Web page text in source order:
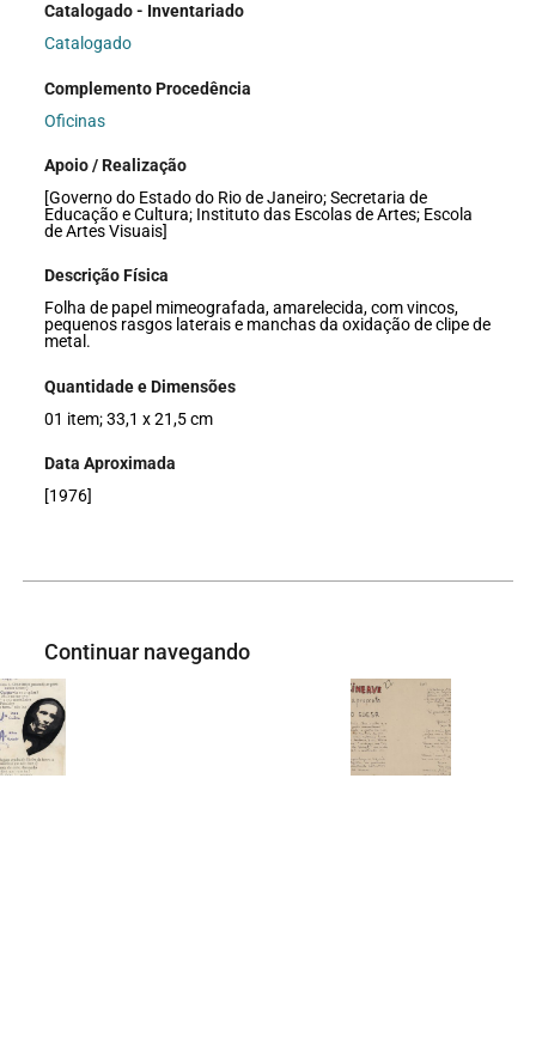
Catalogado - Inventariado
Catalogado
Complemento Procedência
Oficinas
Apoio / Realização
[Governo do Estado do Rio de Janeiro; Secretaria de
Educação e Cultura; Instituto das Escolas de Artes; Escola
de Artes Visuais]
Descrição Física
Folha de papel mimeografada, amarelecida, com vincos,
pequenos rasgos laterais e manchas da oxidação de clipe de
metal.
Quantidade e Dimensões
01 item; 33,1 x 21,5 cm
Data Aproximada
[1976]
Continuar navegando